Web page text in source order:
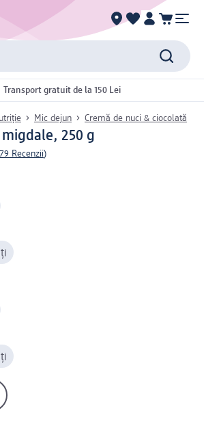
Transport gratuit de la 150 Lei
Mic dejun Cremă de nuci & ciocolată
250 g
Recenzii)